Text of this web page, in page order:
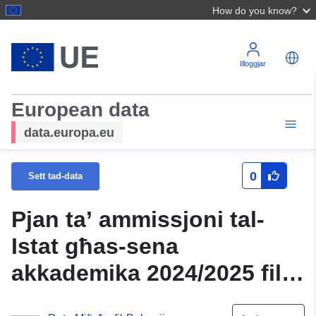
How do you know?
Illoggjar
European data
data.europa.eu
Sett tad-data 0
Pjan ta’ ammissjoni tal-
Istat għas-sena
akkademika 2024/2025 fil-